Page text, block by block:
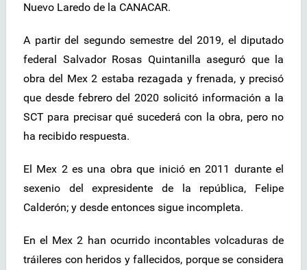
Nuevo Laredo de la CANACAR.
A partir del segundo semestre del 2019, el diputado
federal Salvador Rosas Quintanilla aseguró que la
obra del Mex 2 estaba rezagada y frenada, y precisó
que desde febrero del 2020 solicitó información a la
SCT para precisar qué sucederá con la obra, pero no
ha recibido respuesta.
El Mex 2 es una obra que inició en 2011 durante el
sexenio del expresidente de la república, Felipe
Calderón; y desde entonces sigue incompleta.
En el Mex 2 han ocurrido incontables volcaduras de
tráileres con heridos y fallecidos, porque se considera